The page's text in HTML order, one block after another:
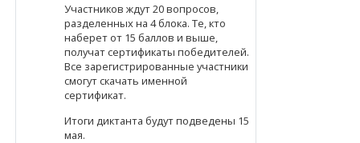
Участников ждут 20 вопросов,
разделенных на 4 блока. Те, кто
наберет от 15 баллов и выше,
получат сертификаты победителей.
Все зарегистрированные участники
смогут скачать именной
сертификат.
Итоги диктанта будут подведены 15
мая.